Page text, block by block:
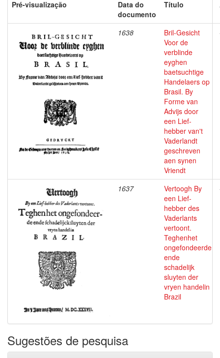
Pré-visualização
Data do
documento
Título
1638
Bril-Gesicht
Voor de
verblinde
eyghen
baetsuchtige
Handelaers op
Brasil. By
Forme van
Advijs door
een Lief-
hebber van't
Vaderlandt
geschreven
aen synen
Vriendt
1637
Vertoogh By
een Lief-
hebber des
Vaderlants
vertoont.
Teghenhet
ongefondeerde
ende
schadelijk
sluyten der
vryen handelin
Brazil
Sugestões de pesquisa